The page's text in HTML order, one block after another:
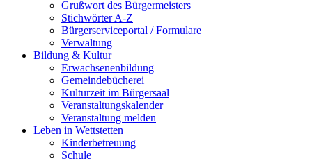
Grußwort des Bürgermeisters
Stichwörter A-Z
Bürgerserviceportal / Formulare
Verwaltung
Bildung & Kultur
Erwachsenenbildung
Gemeindebücherei
Kulturzeit im Bürgersaal
Veranstaltungskalender
Veranstaltung melden
Leben in Wettstetten
Kinderbetreuung
Schule